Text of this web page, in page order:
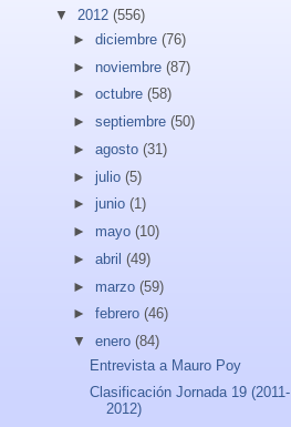
▼ 2012 (556)
► diciembre (76)
► noviembre (87)
► octubre (58)
► septiembre (50)
► agosto (31)
► julio (5)
► junio (1)
► mayo (10)
► abril (49)
► marzo (59)
► febrero (46)
▼ enero (84)
Entrevista a Mauro Poy
Clasificación Jornada 19 (2011-
2012)